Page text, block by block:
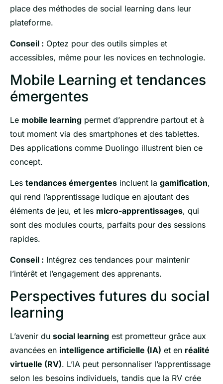
place des méthodes de social learning dans leur
plateforme.
Conseil : Optez pour des outils simples et
accessibles, même pour les novices en technologie.
Mobile Learning et tendances
émergentes
Le mobile learning permet d’apprendre partout et à
tout moment via des smartphones et des tablettes.
Des applications comme Duolingo illustrent bien ce
concept.
Les tendances émergentes incluent la gamification,
qui rend l’apprentissage ludique en ajoutant des
éléments de jeu, et les micro-apprentissages, qui
sont des modules courts, parfaits pour des sessions
rapides.
Conseil : Intégrez ces tendances pour maintenir
l’intérêt et l’engagement des apprenants.
Perspectives futures du social
learning
L’avenir du social learning est prometteur grâce aux
avancées en intelligence artificielle (IA) et en réalité
virtuelle (RV). L’IA peut personnaliser l’apprentissage
selon les besoins individuels, tandis que la RV crée